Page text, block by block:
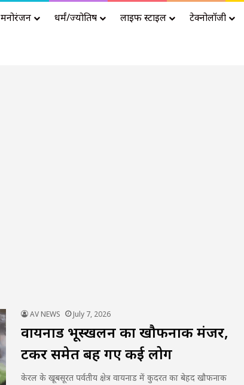
मनोरंजन धर्मं/ज्योतिष लाइफ स्टाइल टेक्नोलॉजी
AV NEWS July 7, 2026
वायनाड भूस्खलन का खौफनाक मंजर,
टैंकर समेत बह गए कई लोग
केरल के खूबसूरत पर्वतीय क्षेत्र वायनाड में कुदरत का बेहद खौफनाक